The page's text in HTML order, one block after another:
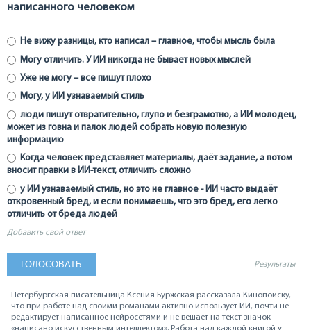
написанного человеком
Не вижу разницы, кто написал – главное, чтобы мысль была
Могу отличить. У ИИ никогда не бывает новых мыслей
Уже не могу – все пишут плохо
Могу, у ИИ узнаваемый стиль
люди пишут отвратительно, глупо и безграмотно, а ИИ молодец,
может из говна и палок людей собрать новую полезную
информацию
Когда человек представляет материалы, даёт задание, а потом
вносит правки в ИИ-текст, отличить сложно
у ИИ узнаваемый стиль, но это не главное - ИИ часто выдаёт
откровенный бред, и если понимаешь, что это бред, его легко
отличить от бреда людей
Добавить свой ответ
Результаты
Петербургская писательница Ксения Буржская рассказала Кинопоиску,
что при работе над своими романами активно использует ИИ, почти не
редактирует написанное нейросетями и не вешает на текст значок